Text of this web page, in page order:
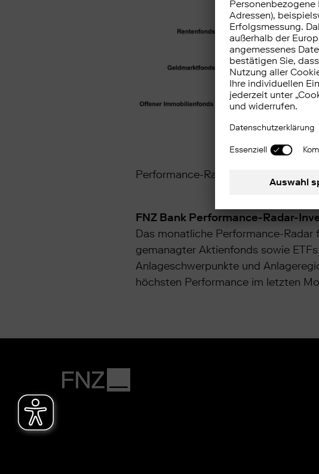
Performance-Radar-
FNZ Bank Performance-Radar-
Das monatliche Performance-
gemanagter Aktienfonds sowie
Anlageschwerpunkte und
höchsten Performance im letzten